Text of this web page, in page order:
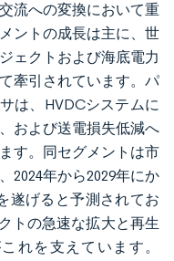
流への変換において重
ントの成長は主に、世
ェクトおよび海底電力
牽引されています。パ
は、HVDCシステムに
および送電損失低減へ
す。同セグメントは市
2024年から2029年にか
遂げると予測されてお
トの急速な拡大と再生
れを支えています。